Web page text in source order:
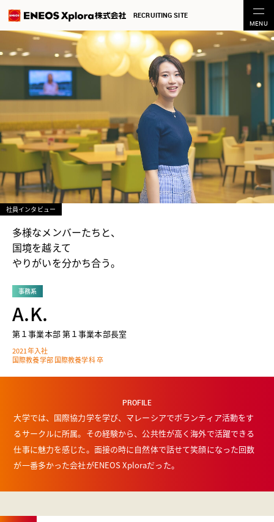
RECRUITING SITE
社員インタビュー
多様なメンバーたちと、
国境を越えて
やりがいを分かち合う。
事務系
A.K.
第１事業本部 第１事業本部長室
2021年入社
国際教養学部 国際教養学科 卒
PROFILE
大学では、国際協力学を学び、マレーシアでボランティア活動をす
るサークルに所属。その経験から、公共性が高く海外で活躍できる
仕事に魅力を感じた。面接の時に自然体で話せて笑顔になった回数
が一番多かった会社がENEOS Xploraだった。